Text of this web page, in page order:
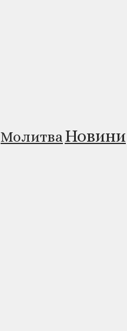
МолитваНовини